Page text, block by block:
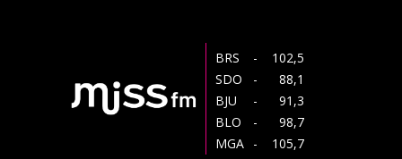
BRS
- 102,5
SDO
- 88,1
BJU
- 91,3
BLO
- 98,7
MGA - 105,7